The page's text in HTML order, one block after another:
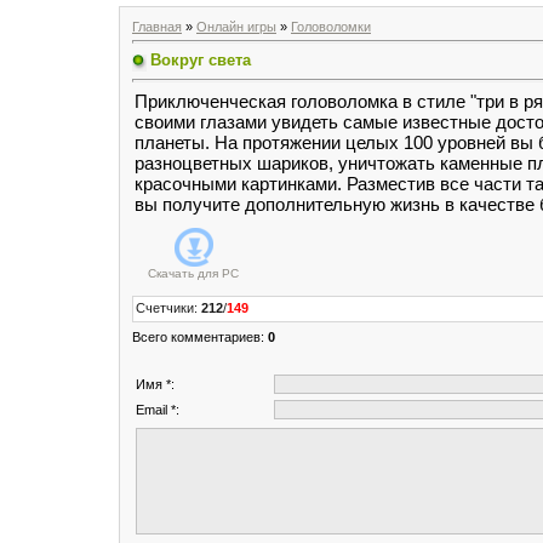
Главная » Онлайн игры » Головоломки
Вокруг света
Приключенческая головоломка в стиле "три в
своими глазами увидеть самые известные
планеты. На протяжении целых 100 уровней вы
разноцветных шариков, уничтожать каменные
красочными картинками. Разместив все части
вы получите дополнительную жизнь в качестве
Скачать для PC
Счетчики: 212/149
Всего комментариев: 0
Имя *:
Email *: